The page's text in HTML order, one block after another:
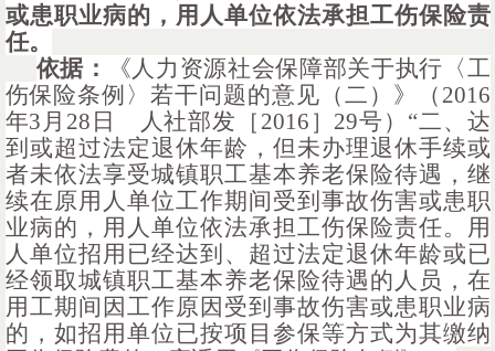
或患职业病的，用人单位依法承担工伤保险责
任。
依据：
《人力资源社会保障部关于执行〈工
伤保险条例〉若干问题的意见（二）》（ 2016
年3月28日 人社部发［2016］29号）“二、 达
到或超过法定退休年龄，但未办理退休手续或
者未依法享受城镇职工基本养老保险待遇，继
续在原用人单位工作期间受到事故伤害或患职
业病的，用人单位依法承担工伤保险责任。用
人单位招用已经达到、超过法定退休年龄或已
经领取城镇职工基本养老保险待遇的人员，在
用工期间因工作原因受到事故伤害或患职业病
的，如招用单位已按项目参保等方式为其缴纳